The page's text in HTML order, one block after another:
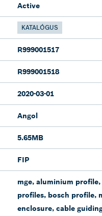
Active
KATALÓGUS
R999001517
R999001518
2020-03-01
Angol
5.65MB
FIP
mge, aluminium
profiles, bosch profile,
enclosure, cable